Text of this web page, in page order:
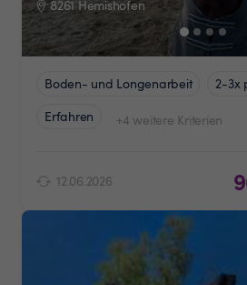
8261 Hemishofen
Boden- und Longenarbeit
2-3x
Erfahren
+4 weitere Kriterien
12.06.2026